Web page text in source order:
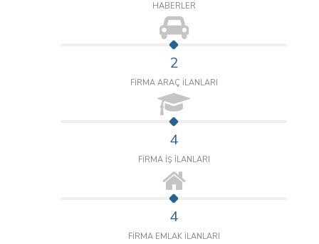
HABERLER
2
FİRMA ARAÇ İLANLARI
4
FİRMA İŞ İLANLARI
4
FİRMA EMLAK İLANLARI